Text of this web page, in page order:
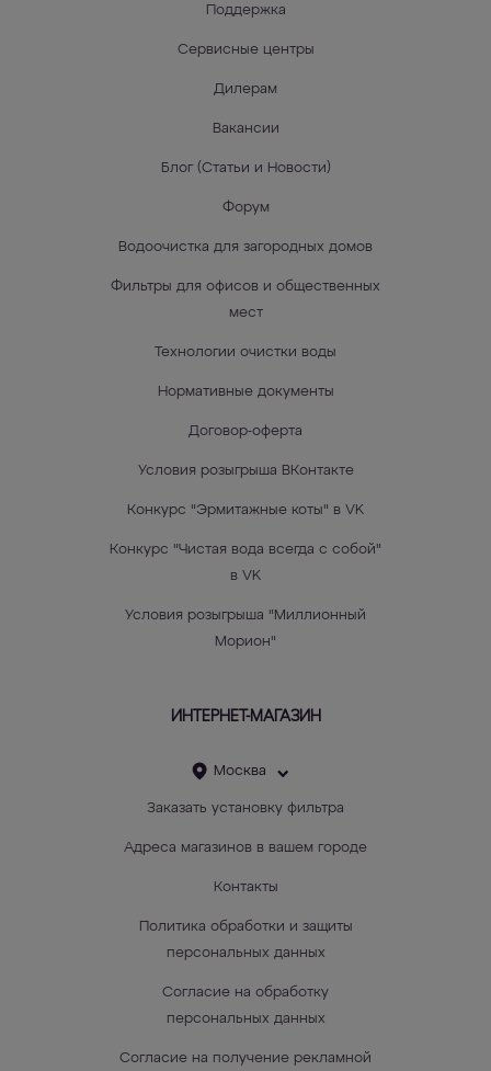
Поддержка
Сервисные центры
Дилерам
Вакансии
Блог (Статьи и Новости)
Форум
Водоочистка для загородных домов
Фильтры для офисов и общественных
мест
Технологии очистки воды
Нормативные документы
Договор-оферта
Условия розыгрыша ВКонтакте
Конкурс "Эрмитажные коты" в VK
Конкурс "Чистая вода всегда с собой"
в VK
Условия розыгрыша "Миллионный
Морион"
ИНТЕРНЕТ-МАГАЗИН
Москва
Заказать установку фильтра
Адреса магазинов в вашем городе
Контакты
Политика обработки и защиты
персональных данных
Согласие на обработку
персональных данных
Согласие на получение рекламной